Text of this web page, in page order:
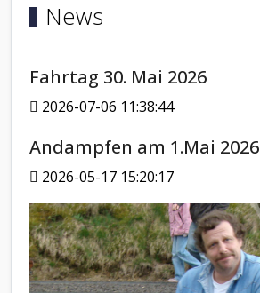
News
Fahrtag 30. Mai 2026
2026-07-06 11:38:44
Andampfen am 1.Mai 2026
2026-05-17 15:20:17